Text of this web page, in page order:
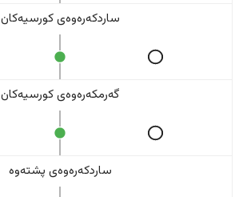
ساردکەرەوەی کورسیەکان
گەرمکەرەوەی کورسیەکان
ساردکەرەوەی پشتەوە